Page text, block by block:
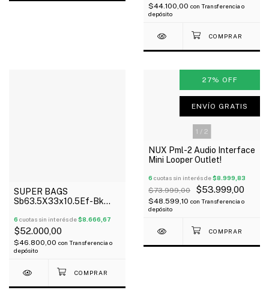
$44.100,00 con Transferencia o
depósito
SUPER BAGS
Sb63.5X33x10.5Ef-Bk
Multiefectos Acolchada
10Mm
6 cuotas sin interés de$8.666,67
$52.000,00
$46.800,00 con Transferencia o
depósito
1 / 2
27% OFF
ENVÍO GRATIS
NUX Pml-2 Audio Interface
Mini Looper Outlet!
6 cuotas sin interés de$8.999,83
$73.999,00 $53.999,00
$48.599,10 con Transferencia o
depósito